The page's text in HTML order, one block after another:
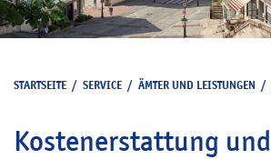
STARTSEITE / SERVICE / ÄMTER UND LEISTUNGEN /
Kostenerstattung und